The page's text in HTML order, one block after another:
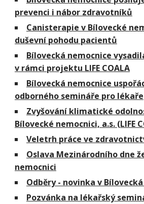
prevenci i nábor zdravotníků
Canisterapie v Bílovecké
duševní pohodu pacientů
Bílovecká nemocnice
v rámci projektu LIFE COALA
Bílovecká nemocnice
odborného semináře pro lékaře
Zvyšování klimatické
Bílovecké nemocnici, a.s. (LIFE
Veletrh práce ve
Oslava Mezinárodního dne
nemocnici
Odběry - novinka v
Pozvánka na lékařský